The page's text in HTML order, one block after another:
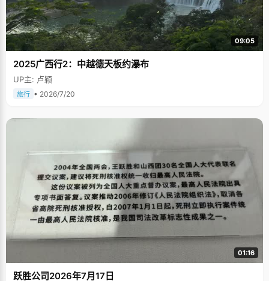
09:05
2025广西行2：中越德天板约瀑布
UP主: 卢颖
旅行 • 2026/7/20
01:16
跃胜公司2026年7月17日